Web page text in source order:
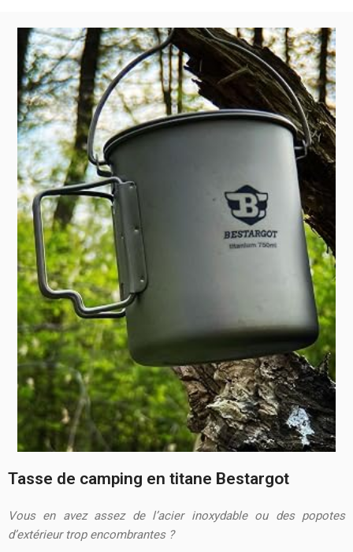
Tasse de camping en titane Bestargot
Vous en avez assez de l’acier inoxydable ou des popotes
d’extérieur trop encombrantes ?